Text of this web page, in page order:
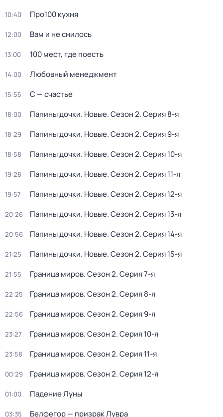
10:40 Про100 кухня
12:00 Вам и не снилось
13:00 100 мест, гдe поеcть
14:00 Любовный менеджмент
15:55 С — счастье
18:00 Папины дочки. Новые. Сезон 2. Серия 8-я
18:29 Папины дочки. Новые. Сезон 2. Серия 9-я
18:58 Папины дочки. Новые. Сезон 2. Серия 10-я
19:28 Папины дочки. Новые. Сезон 2. Серия 11-я
19:57 Папины дочки. Новые. Сезон 2. Серия 12-я
20:26 Папины дочки. Новые. Сезон 2. Серия 13-я
20:56 Папины дочки. Новые. Сезон 2. Серия 14-я
21:25 Папины дочки. Новые. Сезон 2. Серия 15-я
21:55 Граница миров. Сезон 2. Серия 7-я
22:25 Граница миров. Сезон 2. Серия 8-я
22:56 Граница миров. Сезон 2. Серия 9-я
23:27 Граница миров. Сезон 2. Серия 10-я
23:58 Граница миров. Сезон 2. Серия 11-я
00:29 Граница миров. Сезон 2. Серия 12-я
01:00 Падeниe Луны
03:35 Белфегор — призрак Лувра